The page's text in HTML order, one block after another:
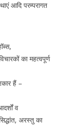
आदि परम्परागत
का महत्वपूर्ण
हैं –
व
अरस्तु का